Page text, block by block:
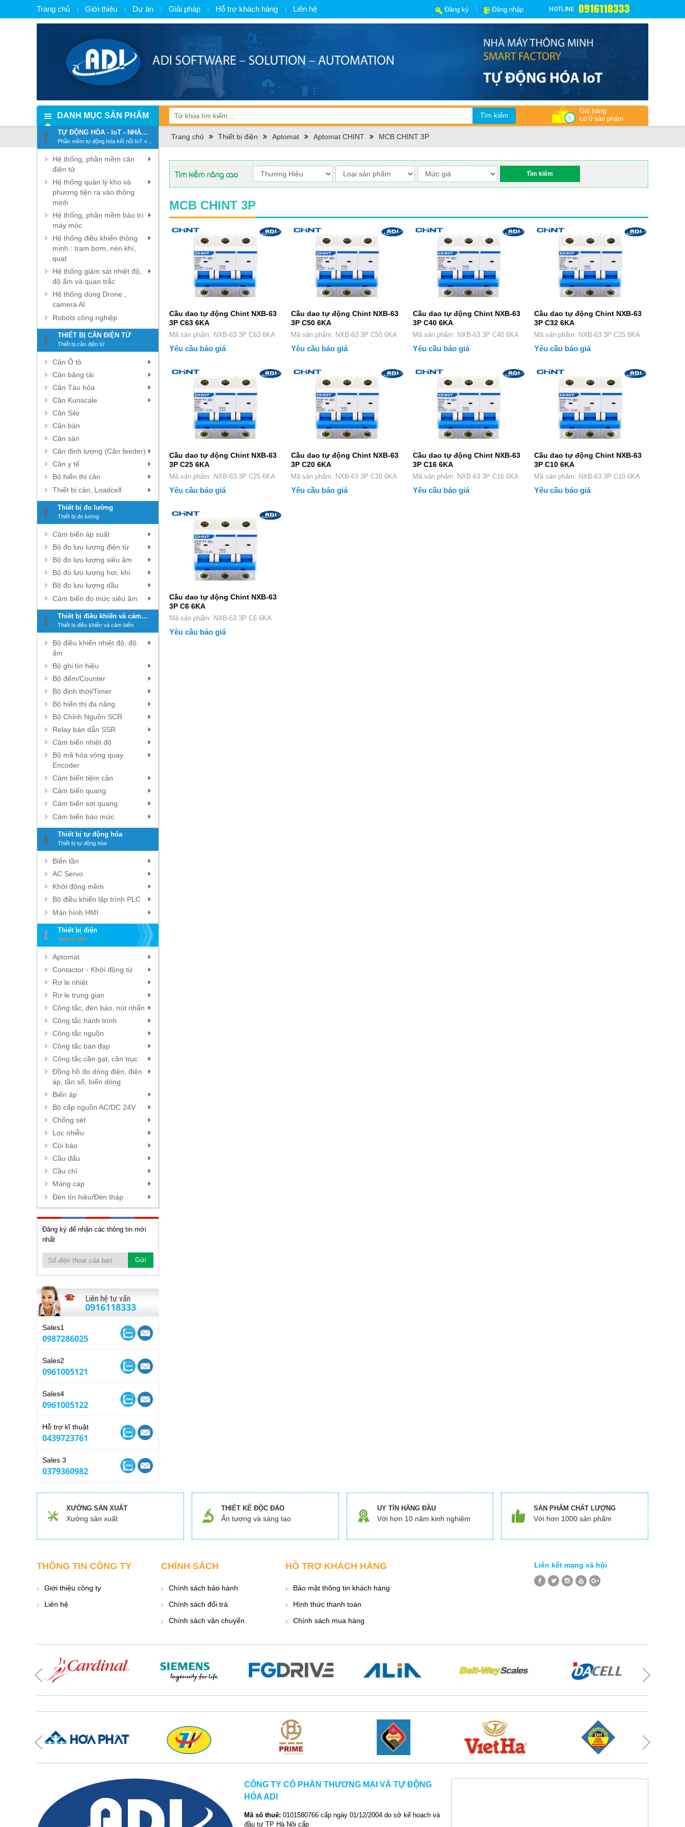
Trang chủ Giới thiệu Dự án Giải pháp Hỗ trợ khách hàng Liên hệ Đăng ký Đăng nhập HOTLINE 0916118333
DANH MỤC SẢN PHẨM
TỰ ĐỘNG HÓA - IoT - NHÀ
MÁY THÔNG MINH - SMART
FACTORY
Phần mềm tự động hóa kết nối IoT và
chuyển đổi số, số hóa
Hệ thống, phần mềm cân
điện tử
Hệ thống quản lý kho và
phương tiện ra vào thông
minh
Hệ thống, phần mềm bảo trì
máy móc
Hệ thống điều khiển thông
minh : trạm bơm, nén khí,
quạt
Hệ thống giám sát nhiệt độ,
độ ẩm và quan trắc
Hệ thống dùng Drone ,
camera AI
Robots công nghiệp
THIẾT BỊ CÂN ĐIỆN TỬ
Thiết bị cân điện tử
Cân Ô tô
Cân băng tải
Cân Tàu hỏa
Cân Kunscale
Cân Silo
Cân bàn
Cân sàn
Cân định lượng (Cân feeder)
Cân y tế
Bộ hiển thị cân
Thiết bị cân, Loadcell
Thiết bị đo lường
Thiết bị đo lường
Cảm biến áp suất
Bộ đo lưu lượng điện từ
Bộ đo lưu lượng siêu âm
Bộ đo lưu lượng hơi, khí
Bộ đo lưu lượng dầu
Cảm biến đo mức siêu âm
Thiết bị điều khiển và cảm
biến
Thiết bị điều khiển và cảm biến
Bộ điều khiển nhiệt độ, độ
ẩm
Bộ ghi tín hiệu
Bộ đếm/Counter
Bộ định thời/Timer
Bộ hiển thị đa năng
Bộ Chỉnh Nguồn SCR
Relay bán dẫn SSR
Cảm biến nhiệt độ
Bộ mã hóa vòng quay
Encoder
Cảm biến tiệm cận
Cảm biến quang
Cảm biến sợi quang
Cảm biến báo mức
Thiết bị tự động hóa
Thiết bị tự động hóa
Biến tần
AC Servo
Khởi động mềm
Bộ điều khiển lập trình PLC
Màn hình HMI
Thiết bị điện
Thiết bị điện
Aptomat
Contactor - Khởi động từ
Rơ le nhiệt
Rơ le trung gian
Công tắc, đèn báo, nút nhấn
Công tắc hành trình
Công tắc nguồn
Công tắc bàn đạp
Công tắc cần gạt, cần trục
Đồng hồ đo dòng điện, điện
áp, tần số, biến dòng
Biến áp
Bộ cấp nguồn AC/DC 24V
Chống sét
Lọc nhiễu
Còi báo
Cầu đấu
Cầu chì
Máng cáp
Đèn tín hiệu/Đèn tháp
0
Giỏ hàng
có 0 sản phẩm
Trang chủ Thiết bị điện Aptomat Aptomat CHINT MCB CHINT 3P
Đăng ký để nhận các thông tin mới
nhất
Liên hệ tư vấn
0916118333
Sales1
0987286025
Sales2
0961005121
Sales4
0961005122
Hỗ trợ kĩ thuật
0439723761
Sales 3
0379360982
Tìm kiếm nâng cao
MCB CHINT 3P
Cầu dao tự động Chint NXB-63
3P C63 6KA
Mã sản phẩm: NXB-63 3P C63 6KA
Yêu cầu báo giá
Cầu dao tự động Chint NXB-63
3P C50 6KA
Mã sản phẩm: NXB-63 3P C50 6KA
Yêu cầu báo giá
Cầu dao tự động Chint NXB-63
3P C40 6KA
Mã sản phẩm: NXB-63 3P C40 6KA
Yêu cầu báo giá
Cầu dao tự động Chint NXB-63
3P C32 6KA
Mã sản phẩm: NXB-63 3P C25 6KA
Yêu cầu báo giá
Cầu dao tự động Chint NXB-63
3P C25 6KA
Mã sản phẩm: NXB-63 3P C25 6KA
Yêu cầu báo giá
Cầu dao tự động Chint NXB-63
3P C20 6KA
Mã sản phẩm: NXB-63 3P C20 6KA
Yêu cầu báo giá
Cầu dao tự động Chint NXB-63
3P C16 6KA
Mã sản phẩm: NXB-63 3P C16 6KA
Yêu cầu báo giá
Cầu dao tự động Chint NXB-63
3P C10 6KA
Mã sản phẩm: NXB-63 3P C10 6KA
Yêu cầu báo giá
Cầu dao tự động Chint NXB-63
3P C6 6KA
Mã sản phẩm: NXB-63 3P C6 6KA
Yêu cầu báo giá
XƯỞNG SẢN XUẤT
Xưởng sản xuất
THIẾT KẾ ĐỘC ĐÁO
Ấn tượng và sáng tạo
UY TÍN HÀNG ĐẦU
Với hơn 10 năm kinh nghiệm
SẢN PHẨM CHẤT LƯỢNG
Với hơn 1000 sản phẩm
THÔNG TIN CÔNG TY
Giới thiệu công ty
Liên hệ
CHÍNH SÁCH
Chính sách bảo hành
Chính sách đổi trả
Chính sách vận chuyển
HỖ TRỢ KHÁCH HÀNG
Bảo mật thông tin khách hàng
Hình thức thanh toán
Chính sách mua hàng
Liên kết mạng xã hội
CÔNG TY CỔ PHẦN THƯƠNG MẠI VÀ TỰ ĐỘNG
HÓA ADI
Mã số thuế: 0101580766 cấp ngày 01/12/2004 do sở kế hoạch và
đầu tư TP Hà Nội cấp